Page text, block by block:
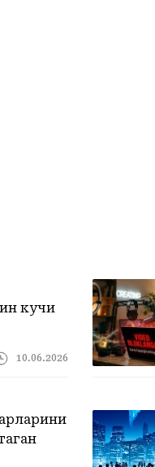
кучи
10.06.2026